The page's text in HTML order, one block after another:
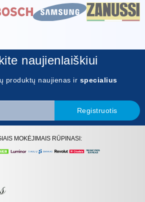
naujienlaiškiui
produktų naujienas ir specialius
Registruotis
MOKĖJIMAIS RŪPINASI: